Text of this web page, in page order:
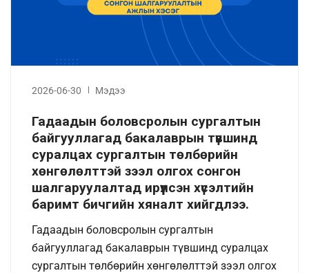
2026-06-30 Мэдээ
Гадаадын боловсролын сургалтын
байгууллагад бакалаврын түвшинд
суралцах сургалтын төлбөрийн
хөнгөлөлттэй зээл олгох сонгон
шалгаруулалтад ирүүлсэн хүсэлтийн
баримт бичгийн хяналт хийгдлээ.
Гадаадын боловсролын сургалтын
байгууллагад бакалаврын түвшинд суралцах
сургалтын төлбөрийн хөнгөлөлттэй зээл олгох